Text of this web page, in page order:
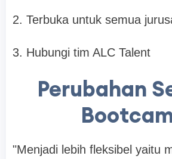
2. Terbuka untuk semua
3. Hubungi tim ALC Talent
Perubahan
"Menjadi lebih fleksibel yaitu